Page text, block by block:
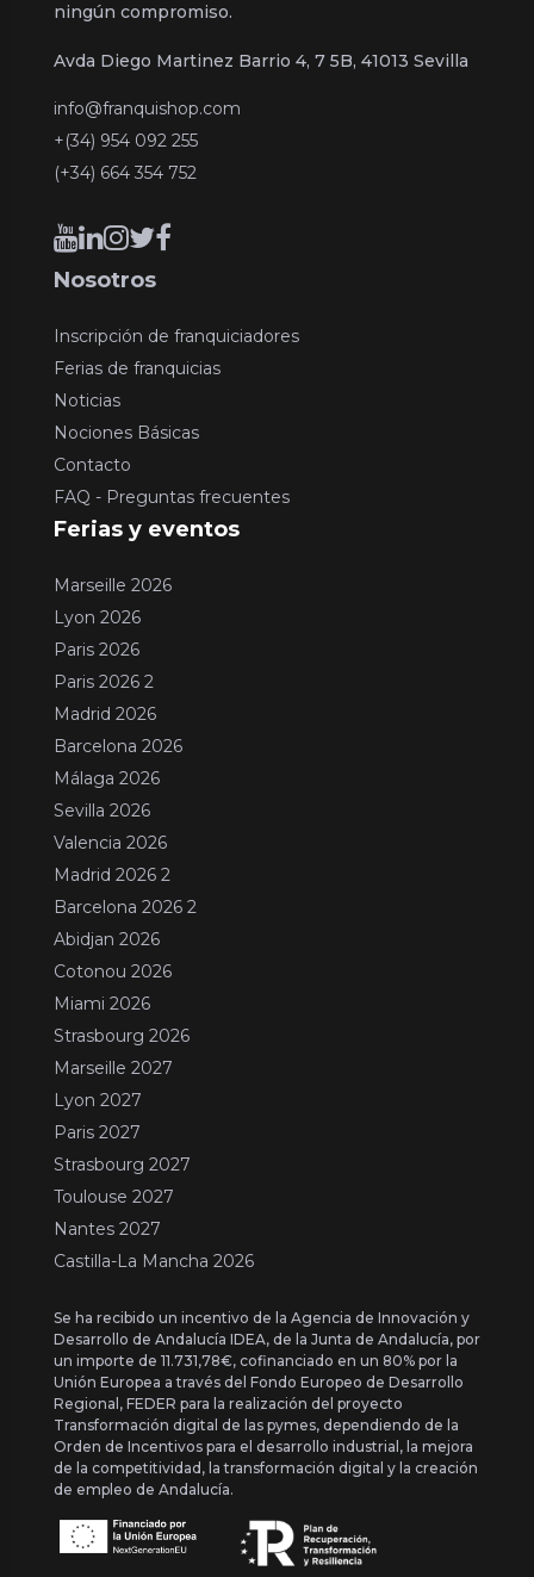
ningún compromiso.
Avda Diego Martinez Barrio 4, 7 5B, 41013 Sevilla
info@franquishop.com
+(34) 954 092 255
(+34) 664 354 752
Nosotros
Inscripción de franquiciadores
Ferias de franquicias
Noticias
Nociones Básicas
Contacto
FAQ - Preguntas frecuentes
Ferias y eventos
Marseille 2026
Lyon 2026
Paris 2026
Paris 2026 2
Madrid 2026
Barcelona 2026
Málaga 2026
Sevilla 2026
Valencia 2026
Madrid 2026 2
Barcelona 2026 2
Abidjan 2026
Cotonou 2026
Miami 2026
Strasbourg 2026
Marseille 2027
Lyon 2027
Paris 2027
Strasbourg 2027
Toulouse 2027
Nantes 2027
Castilla-La Mancha 2026
Se ha recibido un incentivo de la Agencia de Innovación y
Desarrollo de Andalucía IDEA, de la Junta de Andalucía, por
un importe de 11.731,78€, cofinanciado en un 80% por la
Unión Europea a través del Fondo Europeo de Desarrollo
Regional, FEDER para la realización del proyecto
Transformación digital de las pymes, dependiendo de la
Orden de Incentivos para el desarrollo industrial, la mejora
de la competitividad, la transformación digital y la creación
de empleo de Andalucía.